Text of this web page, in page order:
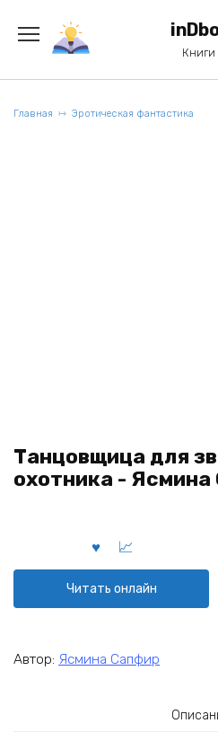
содержанию
Главная Эротическая фантастика
Танцовщица для
охотника -
Читать онлайн
Автор: Ясмина Сапфир